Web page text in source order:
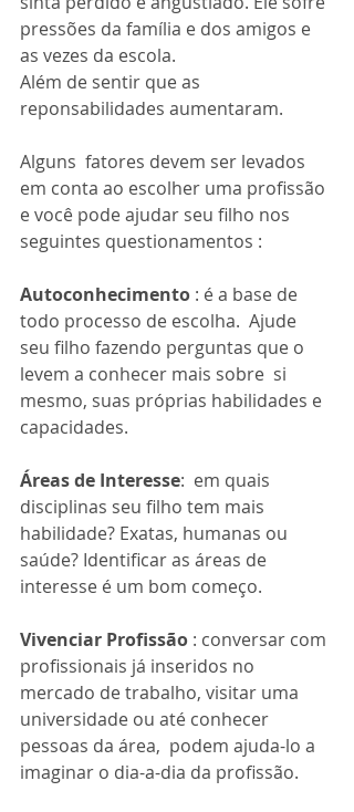
pressões da família e dos amigos e
as vezes da escola.
Além de sentir que as
reponsabilidades aumentaram.
Alguns  fatores devem ser levados
em conta ao escolher uma profissão
e você pode ajudar seu filho nos
seguintes questionamentos :
Autoconhecimento : é a base de
todo processo de escolha.  Ajude
seu filho fazendo perguntas que o
levem a conhecer mais sobre  si
mesmo, suas próprias habilidades e
capacidades.
Áreas de Interesse:  em quais
disciplinas seu filho tem mais
habilidade? Exatas, humanas ou
saúde? Identificar as áreas de
interesse é um bom começo.
Vivenciar Profissão : conversar com
profissionais já inseridos no
mercado de trabalho, visitar uma
universidade ou até conhecer
pessoas da área,  podem ajuda-lo a
imaginar o dia-a-dia da profissão.